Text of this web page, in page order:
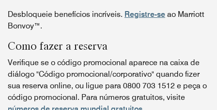
Desbloqueie benefícios incríveis. Registre-se ao Marriott
Bonvoy™.
Como fazer a reserva
Verifique se o código promocional aparece na caixa de
diálogo "Código promocional/corporativo" quando fizer
sua reserva online, ou ligue para 0800 703 1512 e peça o
código promocional. Para números gratuitos, visite